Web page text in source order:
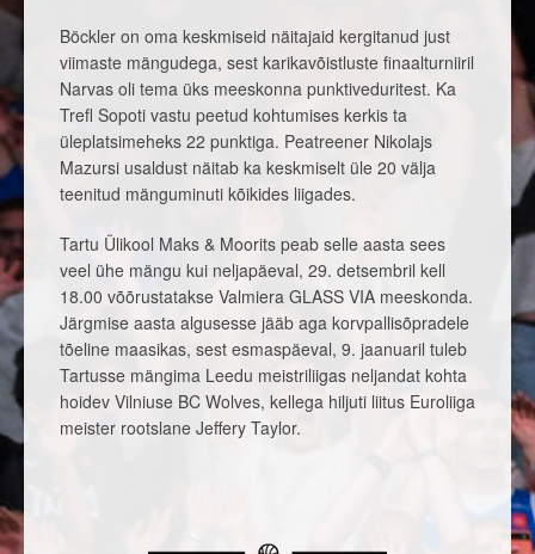
Böckler on oma keskmiseid näitajaid kergitanud just
viimaste mängudega, sest karikavõistluste finaalturniiril
Narvas oli tema üks meeskonna punktiveduritest. Ka
Trefl Sopoti vastu peetud kohtumises kerkis ta
üleplatsimeheks 22 punktiga. Peatreener Nikolajs
Mazursi usaldust näitab ka keskmiselt üle 20 välja
teenitud mänguminuti kõikides liigades.
Tartu Ülikool Maks & Moorits peab selle aasta sees
veel ühe mängu kui neljapäeval, 29. detsembril kell
18.00 võõrustatakse Valmiera GLASS VIA meeskonda.
Järgmise aasta algusesse jääb aga korvpallisõpradele
tõeline maasikas, sest esmaspäeval, 9. jaanuaril tuleb
Tartusse mängima Leedu meistriliigas neljandat kohta
hoidev Vilniuse BC Wolves, kellega hiljuti liitus Euroliiga
meister rootslane Jeffery Taylor.